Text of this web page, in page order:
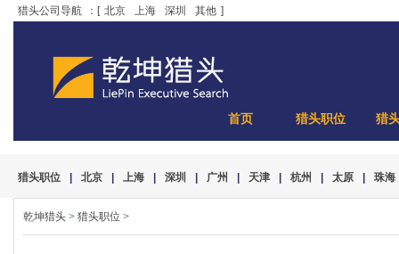
猎头公司导航 ：[ 北京 上海 深圳 其他 ]
首页 猎头职位 猎
猎头职位 北京 上海 深圳 广州 天津 杭州 太原 珠海
乾坤猎头 > 猎头职位 >